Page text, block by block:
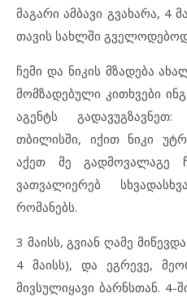
მაგარი ამბავი გვახარა, 4
თავის სახლში
ჩემი და ნიკის მზადება
მომზადებული კითხვები
აგენტს
თბილისში, იქით ნიკი
აქეთ მე გადმოვალაგე
ვათვალიერებ
რომანებს.
3 მაისს, გვიან ღამე
4 მაისს), და ეგრევე,
მივსულიყავი ბარნსთან. 4-